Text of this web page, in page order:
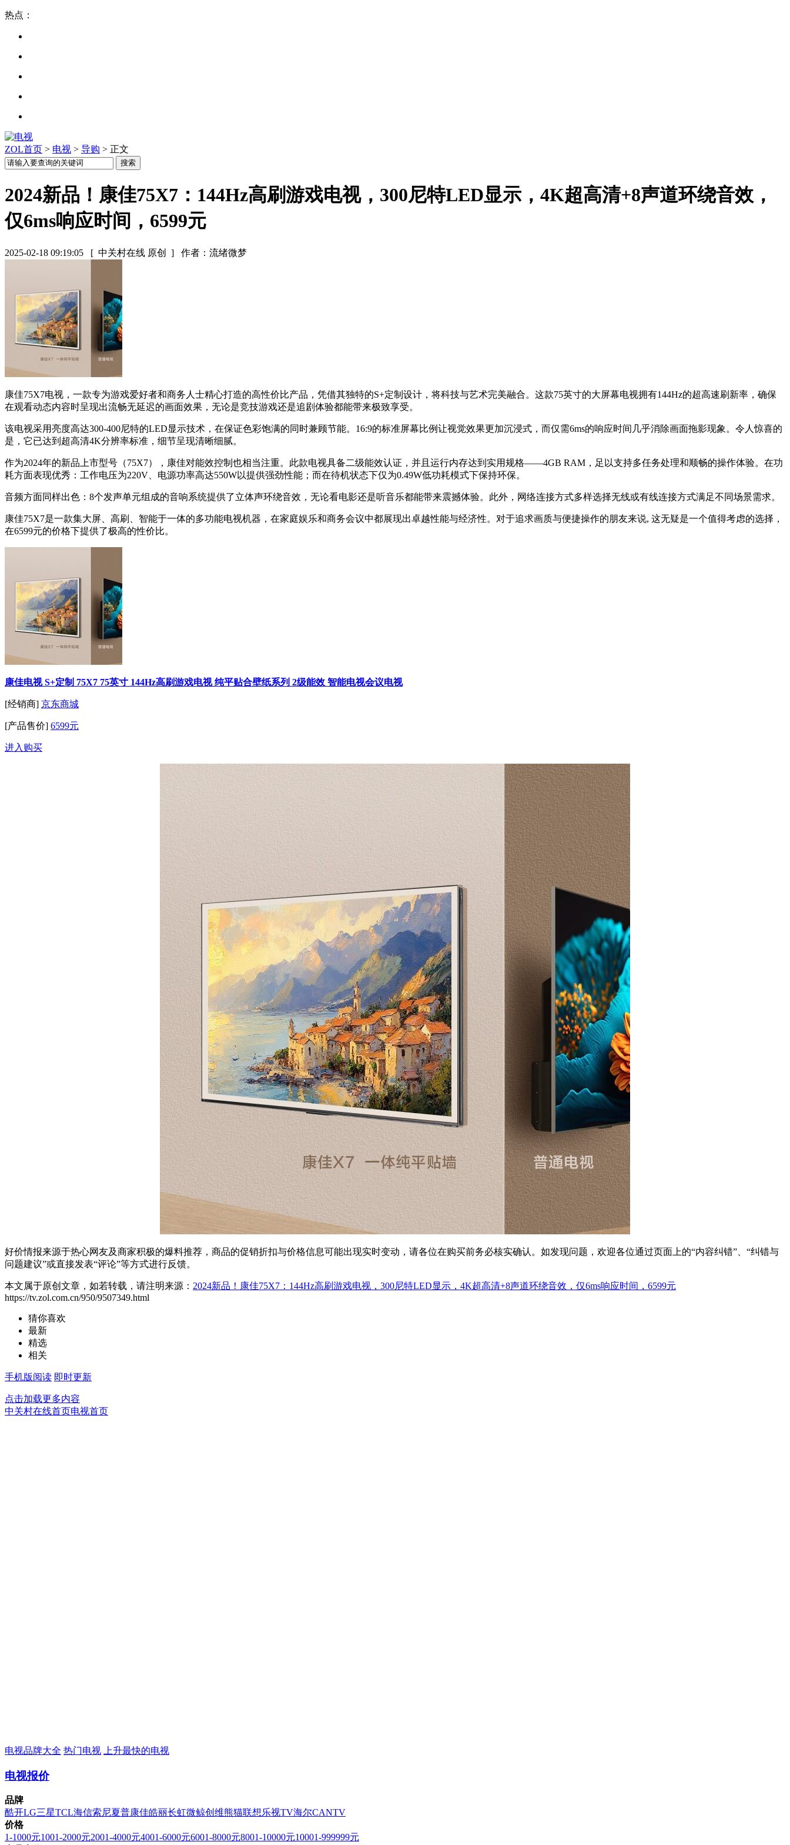
热点：
ZOL首页 > 电视 > 导购 > 正文
2024新品！康佳75X7：144Hz高刷游戏电视，300尼特LED显示，4K超高清+8声道环绕音效，
仅6ms响应时间，6599元
2025-02-18 09:19:05 [ 中关村在线 原创 ] 作者：流绪微梦
康佳75X7电视，一款专为游戏爱好者和商务人士精心打造的高性价比产品，凭借其独特的S+定制设计，将科技与艺术完美融合。这款75英寸的大屏幕电视拥有144Hz的超高速刷新率，确保
在观看动态内容时呈现出流畅无延迟的画面效果，无论是竞技游戏还是追剧体验都能带来极致享受。
该电视采用亮度高达300-400尼特的LED显示技术，在保证色彩饱满的同时兼顾节能。16:9的标准屏幕比例让视觉效果更加沉浸式，而仅需6ms的响应时间几乎消除画面拖影现象。令人惊喜的
是，它已达到超高清4K分辨率标准，细节呈现清晰细腻。
作为2024年的新品上市型号（75X7），康佳对能效控制也相当注重。此款电视具备二级能效认证，并且运行内存达到实用规格——4GB RAM，足以支持多任务处理和顺畅的操作体验。在功
耗方面表现优秀：工作电压为220V、电源功率高达550W以提供强劲性能；而在待机状态下仅为0.49W低功耗模式下保持环保。
音频方面同样出色：8个发声单元组成的音响系统提供了立体声环绕音效，无论看电影还是听音乐都能带来震撼体验。此外，网络连接方式多样选择无线或有线连接方式满足不同场景需求。
康佳75X7是一款集大屏、高刷、智能于一体的多功能电视机器，在家庭娱乐和商务会议中都展现出卓越性能与经济性。对于追求画质与便捷操作的朋友来说, 这无疑是一个值得考虑的选择，
在6599元的价格下提供了极高的性价比。
康佳电视 S+定制 75X7 75英寸 144Hz高刷游戏电视 纯平贴合壁纸系列 2级能效 智能电视会议电视
[经销商] 京东商城
[产品售价] 6599元
进入购买
好价情报来源于热心网友及商家积极的爆料推荐，商品的促销折扣与价格信息可能出现实时变动，请各位在购买前务必核实确认。如发现问题，欢迎各位通过页面上的“内容纠错”、“纠错与
问题建议”或直接发表“评论”等方式进行反馈。
本文属于原创文章，如若转载，请注明来源： 2024新品！康佳75X7：144Hz高刷游戏电视，300尼特LED显示，4K超高清+8声道环绕音效，仅6ms响应时间，6599元
https://tv.zol.com.cn/950/9507349.html
猜你喜欢
最新
精选
相关
手机版阅读 即时更新
点击加载更多内容
中关村在线首页电视首页
电视品牌大全 热门电视 上升最快的电视
电视报价
品牌
酷开LG三星TCL海信索尼夏普康佳皓丽长虹微鲸创维熊猫联想乐视TV海尔CANTV
价格
1-1000元1001-2000元2001-4000元4001-6000元6001-8000元8001-10000元10001-999999元